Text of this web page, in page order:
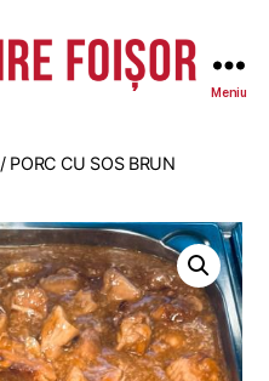
-
Meniu
/ PORC CU SOS BRUN